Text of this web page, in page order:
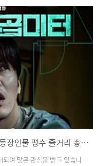
사 하이브는 미국 자회사 하
파라마운트 픽처스와 손잡
니다. 영화는 가족의 반대에
TV 프로그램에 참여하는 한국
2월 극장 개봉을 목표로 올
넷플릭스 84제곱미터 영화 정보 등장인물 평수 줄거리 총정리
며 많은 관심을 받고 있습니